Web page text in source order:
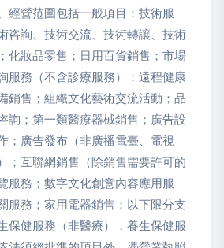
經營范圍包括一般項目：技術服
咨詢、技術交流、技術轉讓、技術
化妝品零售；日用百貨銷售；市場
服務（不含診療服務）；遠程健康
銷售；組織文化藝術交流活動；品
詢；第一類醫療器械銷售；廣告設
；廣告發布（非廣播電臺、電視
；互聯網銷售（除銷售需要許可的
服務；數字文化創意內容應用服
服務；家用電器銷售；以下限分支
保健服務（非醫療），養生保健服